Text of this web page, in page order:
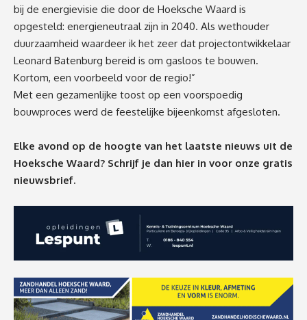
bij de energievisie die door de Hoeksche Waard is
opgesteld: energieneutraal zijn in 2040. Als wethouder
duurzaamheid waardeer ik het zeer dat projectontwikkelaar
Leonard Batenburg bereid is om gasloos te bouwen.
Kortom, een voorbeeld voor de regio!”
Met een gezamenlijke toost op een voorspoedig
bouwproces werd de feestelijke bijeenkomst afgesloten.
Elke avond op de hoogte van het laatste nieuws uit de
Hoeksche Waard? Schrijf je dan hier in voor onze gratis
nieuwsbrief.